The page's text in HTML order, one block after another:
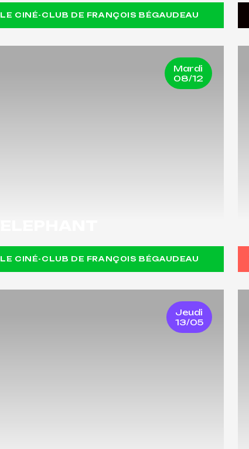
LE CINÉ-CLUB DE FRANÇOIS BÉGAUDEAU
Mardi
08/12
LE CINÉ-CLUB DE FRANÇOIS BÉGAUDEAU
Jeudi
13/05